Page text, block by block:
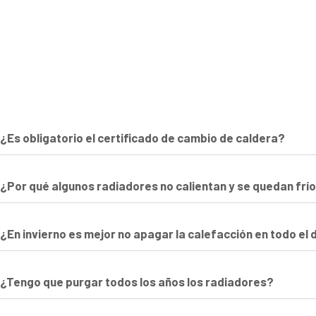
¿Es obligatorio el certificado de cambio de caldera?
¿Por qué algunos radiadores no calientan y se quedan
¿En invierno es mejor no apagar la calefacción en todo el
¿Tengo que purgar todos los años los radiadores?